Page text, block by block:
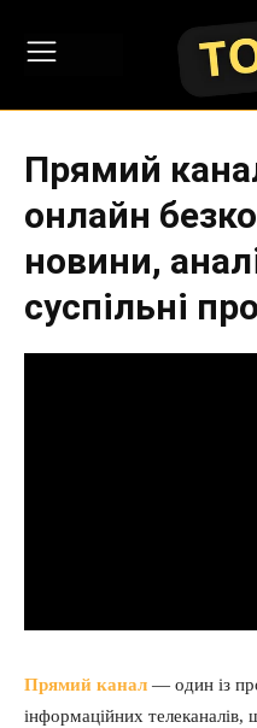
Прямий
онлайн
новини,
суспільні
Прямий канал — один із
інформаційних телеканалів,